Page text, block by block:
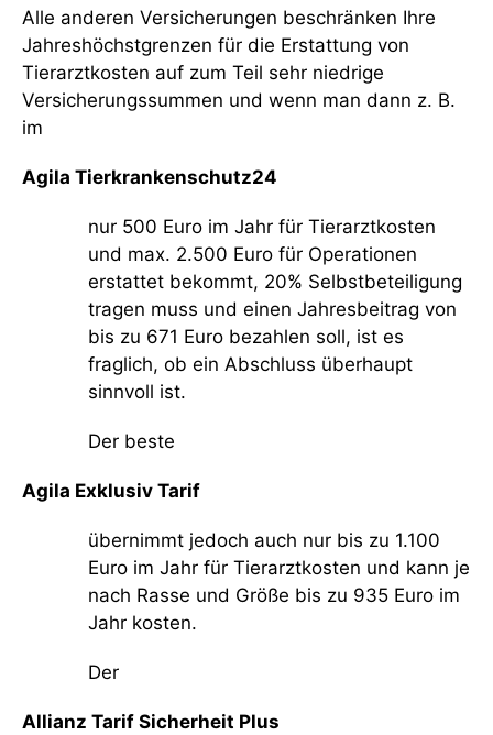
Alle anderen Versicherungen beschränken Ihre
Jahreshöchstgrenzen für die Erstattung von
Tierarztkosten auf zum Teil sehr niedrige
Versicherungssummen und wenn man dann z. B.
im
Agila Tierkrankenschutz24
nur 500 Euro im Jahr für Tierarztkosten
und max. 2.500 Euro für Operationen
erstattet bekommt, 20% Selbstbeteiligung
tragen muss und einen Jahresbeitrag von
bis zu 671 Euro bezahlen soll, ist es
fraglich, ob ein Abschluss überhaupt
sinnvoll ist.
Der beste
Agila Exklusiv Tarif
übernimmt jedoch auch nur bis zu 1.100
Euro im Jahr für Tierarztkosten und kann je
nach Rasse und Größe bis zu 935 Euro im
Jahr kosten.
Der
Allianz Tarif Sicherheit Plus